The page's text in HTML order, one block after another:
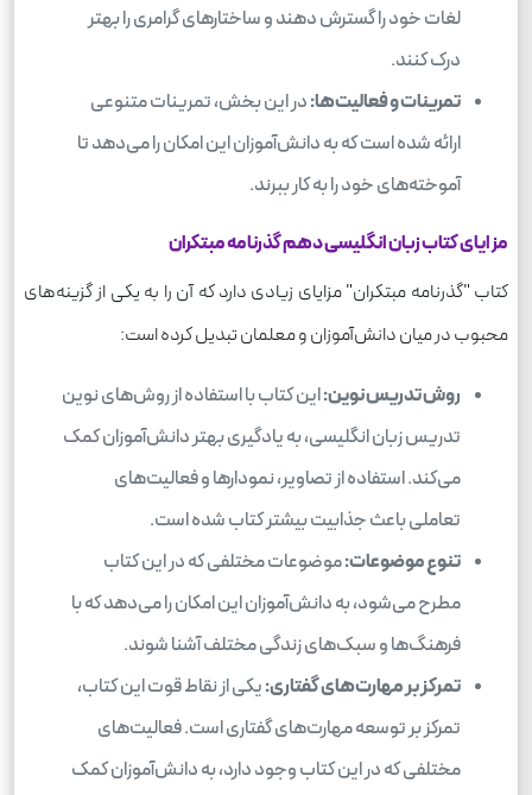
لغات خود را گسترش دهند و ساختارهای گرامری را بهتر
درک کنند.
تمرینات و فعالیت‌ها:در این بخش، تمرینات متنوعی
ارائه شده است که به دانش‌آموزان این امکان را می‌دهد تا
آموخته‌های خود را به کار ببرند.
مزایای کتاب زبان انگلیسی دهم گذرنامه مبتکران
کتاب "گذرنامه مبتکران" مزایای زیادی دارد که آن را به یکی از گزینه‌های
محبوب در میان دانش‌آموزان و معلمان تبدیل کرده است:
روش تدریس نوین:این کتاب با استفاده از روش‌های نوین
تدریس زبان انگلیسی، به یادگیری بهتر دانش‌آموزان کمک
می‌کند. استفاده از تصاویر، نمودارها و فعالیت‌های
تعاملی باعث جذابیت بیشتر کتاب شده است.
تنوع موضوعات:موضوعات مختلفی که در این کتاب
مطرح می‌شود، به دانش‌آموزان این امکان را می‌دهد که با
فرهنگ‌ها و سبک‌های زندگی مختلف آشنا شوند.
تمرکز بر مهارت‌های گفتاری:یکی از نقاط قوت این کتاب،
تمرکز بر توسعه مهارت‌های گفتاری است. فعالیت‌های
مختلفی که در این کتاب وجود دارد، به دانش‌آموزان کمک